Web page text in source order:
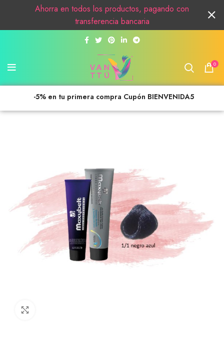
0
-5% en tu primera compra Cupón BIENVENIDA5
Ahorra en todos los productos, pagando con
transferencia bancaria